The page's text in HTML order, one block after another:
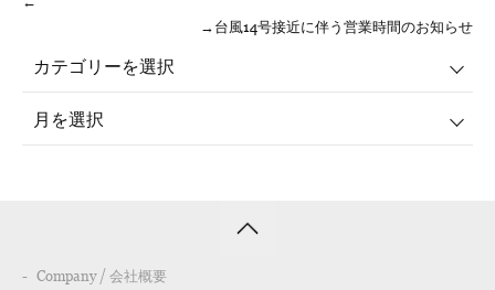
→台風14号接近に伴う営業時間のお知らせ
Company / 会社概要